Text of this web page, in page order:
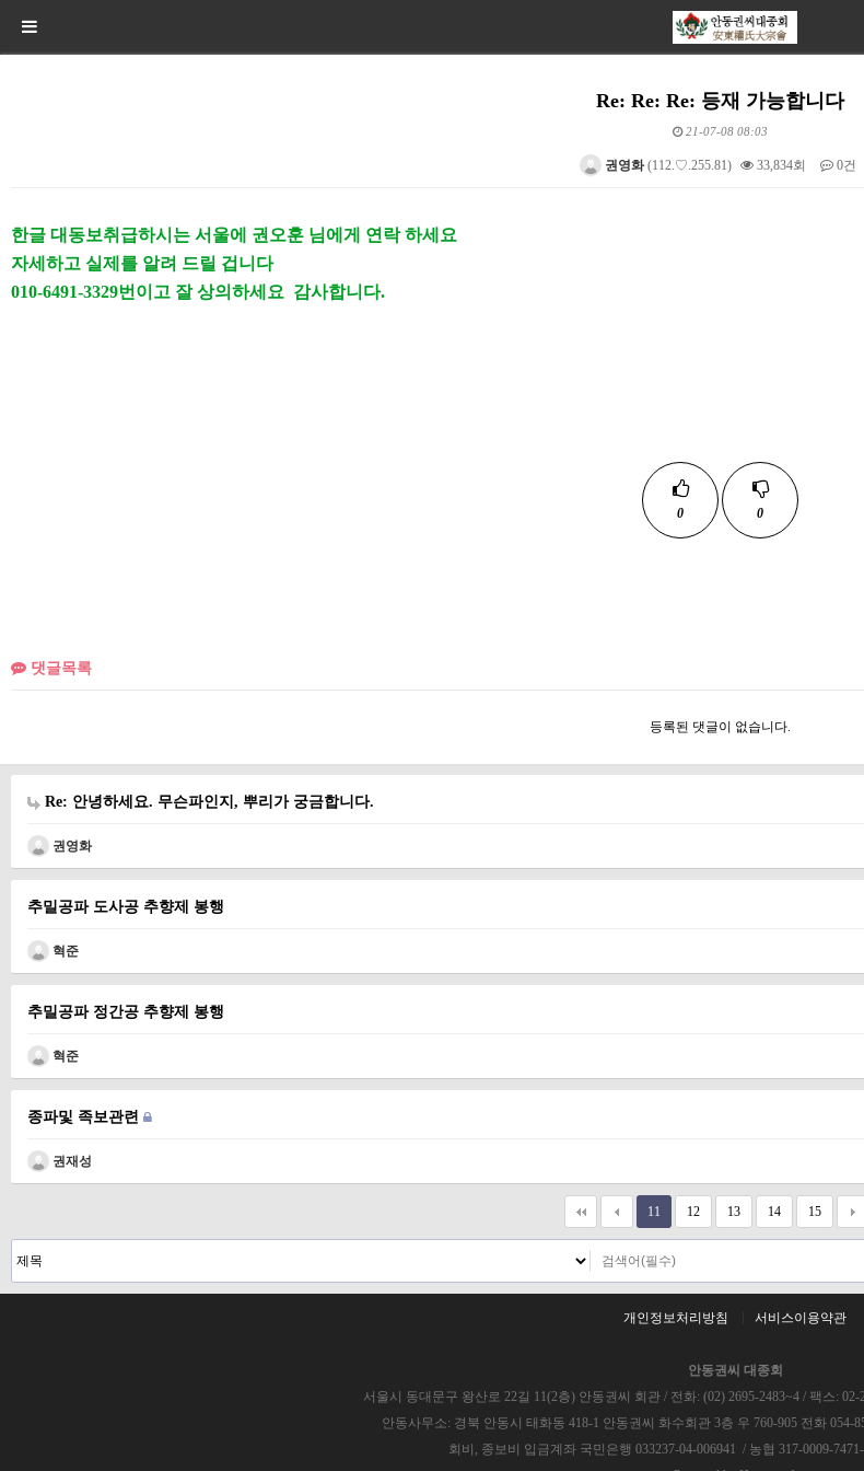
Re: Re: Re: 등재 가능합니다
21-07-08 08:03
권영화(112.♡.255.81) 33,834회 0건
한글 대동보취급하시는 서울에 권오훈 님에게 연락 하세요
자세하고 실제를 알려 드릴 겁니다
010-6491-3329번이고 잘 상의하세요 감사합니다.
0 0
댓글목록
등록된 댓글이 없습니다.
Re: 안녕하세요. 무슨파인지, 뿌리가 궁금합니다.
권영화
추밀공파 도사공 추향제 봉행
혁준
추밀공파 정간공 추향제 봉행
혁준
종파및 족보관련
권재성
11 12 13 14 15
개인정보처리방침 서비스이용약관
안동권씨 대종회
서울시 동대문구 왕산로 22길 11(2층) 안동권씨 회관 / 전화: (02) 2695-2483~4 / 팩스: 02-
안동사무소: 경북 안동시 태화동 418-1 안동권씨 화수회관 3층 우 760-905 전화 054-
회비, 종보비 입금계좌 국민은행 033237-04-006941 / 농협 317-0009-